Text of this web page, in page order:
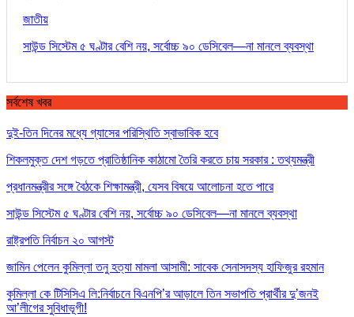
জাতীয়
সাউন্ড সিস্টেম ৫ ঘণ্টার বেশি নয়, সর্বোচ্চ ৯০ ডেসিবেল—না মানলে ব্যবস্থা
সর্বশেষ খবর
দুই-তিন দিনের মধ্যে গ্যাসের পরিস্থিতি স্বাভাবিক হবে
শিকলমুক্ত দেশ গড়তে প্রাতিষ্ঠানিক কাঠামো তৈরি করতে চায় সরকার : তথ্যমন্ত্রী
প্রধানমন্ত্রীর সঙ্গে বৈঠকে শিক্ষামন্ত্রী, যেসব বিষয়ে আলোচনা হতে পারে
সাউন্ড সিস্টেম ৫ ঘণ্টার বেশি নয়, সর্বোচ্চ ৯০ ডেসিবেল—না মানলে ব্যবস্থা
রাষ্ট্রপতি নির্বাচন ২০ আগস্ট
জামিন পেলেন কুমিল্লা তনু হত্যা মামলা আসামী: সাবেক সেনাসদস্য হাফিজুর রহমান
কুমিল্লা কে টিসিসিএ লি:নির্বাচনে বিএনপি’র আড়ালে তিন সভাপতি প্রার্থীর দু’জনই
আ’লীগের সুবিধাভূগী!